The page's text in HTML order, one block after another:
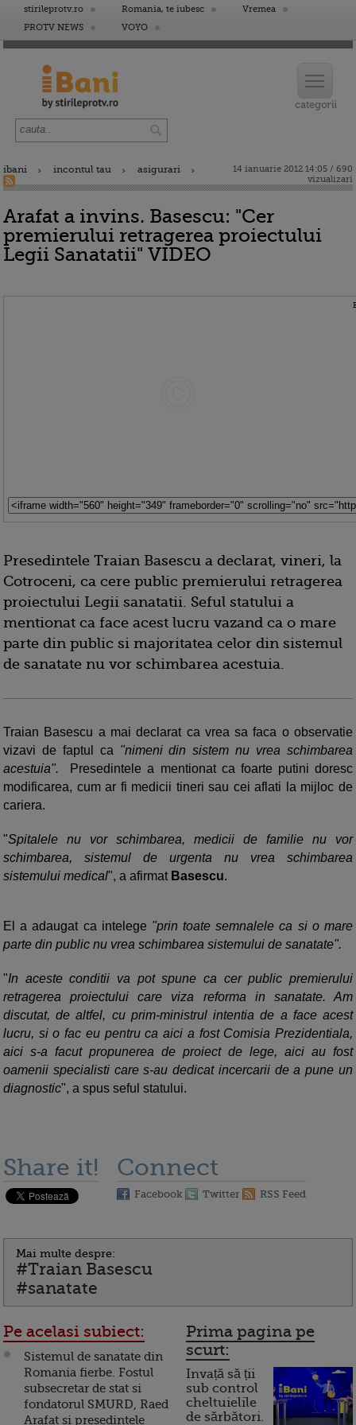
stirileprotv.ro Romania, te iubesc
Vremea
PROTV NEWS
VOYO
ibani incontul tau asigurari
14 ianuarie 2012 14:05 / 690
vizualizari
Arafat a invins. Basescu: "Cer
premierului retragerea proiectului
Legii Sanatatii" VIDEO
Presedintele Traian Basescu a declarat, vineri, la
Cotroceni, ca cere public premierului retragerea
proiectului Legii sanatatii. Seful statului a
mentionat ca face acest lucru vazand ca o mare
parte din public si majoritatea celor din sistemul
de sanatate nu vor schimbarea acestuia.
Traian Basescu a mai declarat ca vrea sa faca o observatie
vizavi de faptul ca "nimeni din sistem nu vrea schimbarea
acestuia".
Presedintele a mentionat ca foarte putini doresc
modificarea, cum ar fi medicii tineri sau cei aflati la mijloc de
cariera.
"Spitalele nu vor schimbarea, medicii de familie nu vor
schimbarea, sistemul de urgenta nu vrea schimbarea
sistemului medical", a afirmat Basescu.
El a adaugat ca intelege "prin toate semnalele ca si o mare
parte din public nu vrea schimbarea sistemului de sanatate".
"In aceste conditii va pot spune ca cer public premierului
retragerea proiectului care viza reforma in sanatate. Am
discutat, de altfel, cu prim-ministrul intentia de a face acest
lucru, si o fac eu pentru ca aici a fost Comisia Prezidentiala,
aici s-a facut propunerea de proiect de lege, aici au fost
oamenii specialisti care s-au dedicat incercarii de a pune un
diagnostic", a spus seful statului.
Share it! Connect
Facebook Twitter RSS Feed
Mai multe despre:
#Traian Basescu
#sanatate
Pe acelasi subiect:
Sistemul de sanatate din
Romania fierbe. Fostul
subsecretar de stat si
fondatorul SMURD, Raed
Arafat si presedintele
Prima pagina pe
scurt:
Invață să ții
sub control
cheltuielile
de sărbători.